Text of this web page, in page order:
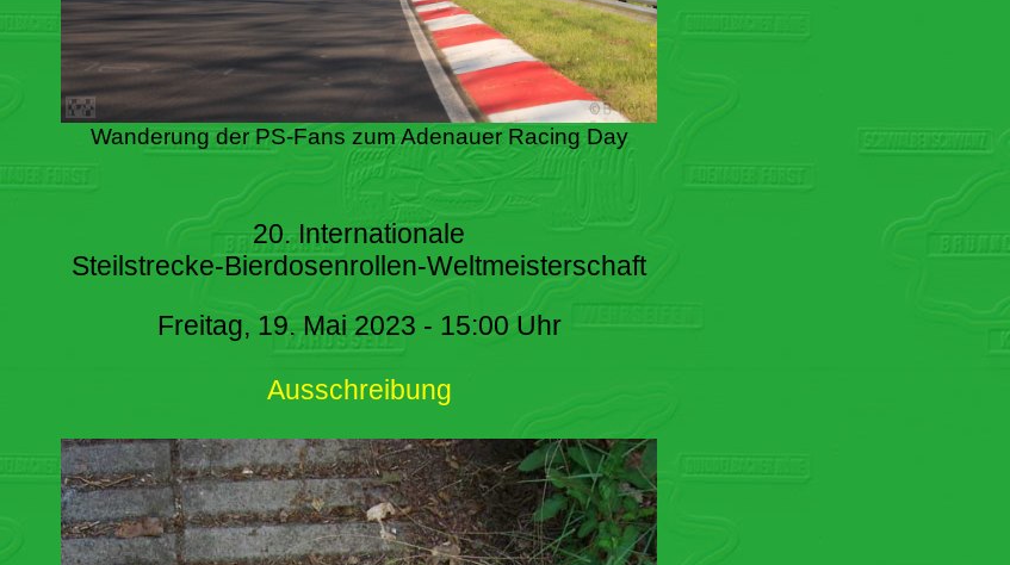
Wanderung der PS-Fans zum Adenauer Racing Day
20. Internationale
Steilstrecke-Bierdosenrollen-Weltmeisterschaft
Freitag, 19. Mai 2023 - 15:00 Uhr
Ausschreibung